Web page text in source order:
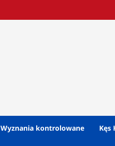
Wyznania kontrolowane Kęs